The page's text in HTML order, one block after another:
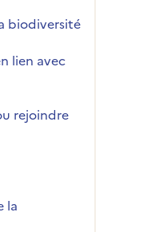
biodiversité
lien avec
rejoindre
la